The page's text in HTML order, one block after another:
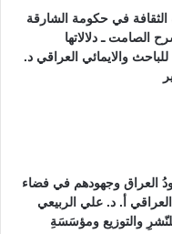
في حكومة الشارقة
الصامت ـ دلالاتها
للباحث والايمائي العراقي د.
العراق وجهودهم في فضاء
أ. د. علي الربيعي
والتوزيع ومؤسَسَةِ